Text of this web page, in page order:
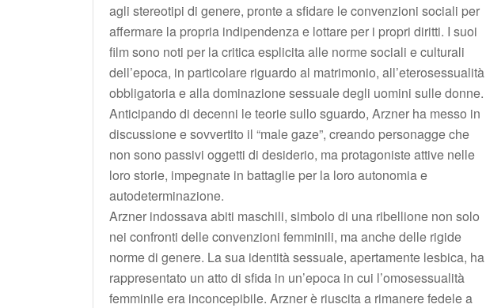
agli stereotipi di genere, pronte a sfidare le convenzioni sociali per
affermare la propria indipendenza e lottare per i propri diritti. I suoi
film sono noti per la critica esplicita alle norme sociali e culturali
dell’epoca, in particolare riguardo al matrimonio, all’eterosessualità
obbligatoria e alla dominazione sessuale degli uomini sulle donne.
Anticipando di decenni le teorie sullo sguardo, Arzner ha messo in
discussione e sovvertito il “male gaze”, creando personagge che
non sono passivi oggetti di desiderio, ma protagoniste attive nelle
loro storie, impegnate in battaglie per la loro autonomia e
autodeterminazione.
Arzner indossava abiti maschili, simbolo di una ribellione non solo
nei confronti delle convenzioni femminili, ma anche delle rigide
norme di genere. La sua identità sessuale, apertamente lesbica, ha
rappresentato un atto di sfida in un’epoca in cui l’omosessualità
femminile era inconcepibile. Arzner è riuscita a rimanere fedele a